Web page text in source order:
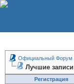
Официальный Форум
Лучшие записи
Регистрация